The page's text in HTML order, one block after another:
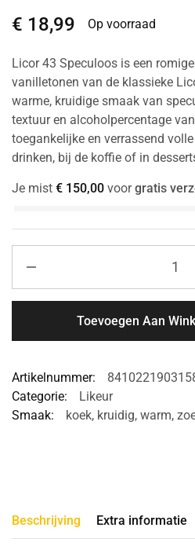
€ 18,99 Op voorraad
Licor 43 Speculoos is een
vanilletonen van de klassieke
warme, kruidige smaak van
textuur en alcoholpercentage
toegankelijke en verrassend
drinken, bij de koffie of in
Je mist € 150,00 voorgratis
Toevoegen Aan
Artikelnummer:
Categorie:
Likeur
Smaak:
koek, kruidig, warm,
Beschrijving Extra informatie